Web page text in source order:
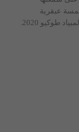
لمسة عبقرية
طوكيو 2020.